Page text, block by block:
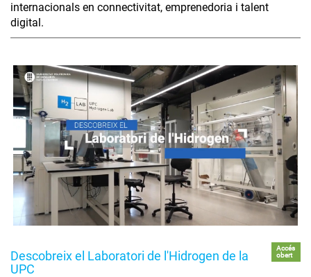
internacionals en connectivitat, emprenedoria i talent
digital.
Descobreix el Laboratori de l'Hidrogen de la
UPC
Accés
obert